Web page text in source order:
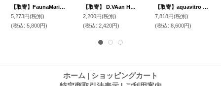
【取寄】FaunaMarin CORAL WOW! 500ml
5,273円(税別)
(税込: 5,800円)
【取寄】 D.VAan Houten Coral Protec 20ml(40L用)
2,200円(税別)
(税込: 2,420円)
【取寄】aquavitro crescent coral cutters
7,818円(税別)
(税込: 8,600円)
ホーム | ショッピングカート